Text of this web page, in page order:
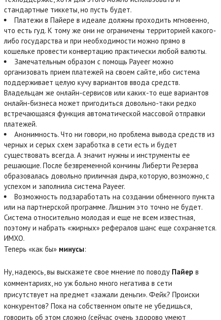
стандартные тиккеты, но пусть будет.
Платежи в Пайере в идеале должны проходить мгновенно,
что есть гуд. К тому же они не ограничены территорией какого-
либо государства и при необходимости можно прямо в
кошельке провести конвертацию практически любой валюты.
Замечательным образом с помощь Payeer можно
организовать прием платежей на своем сайте, ибо система
поддерживает целую кучу вариантов ввода средств.
Владельцам же онлайн-сервисов или каких-то еще вариантов
онлайн-бизнеса может пригодиться довольно-таки редко
встречающаяся функция автоматической массовой отправки
платежей.
Анонимность. Что ни говори, но проблема вывода средств из
черных и серых схем заработка в сети есть и будет
существовать всегда. А значит нужны и инструменты ее
решающие. После безвременной кончины Либерти Резерва
образовалась довольно приличная дыра, которую, возможно, с
успехом и заполнила система Payeer.
Возможность подзаработать на создании обменного пункта
или на партнерской программе. Лишним это точно не будет.
Система относительно молодая и еще не всем известная,
поэтому и набрать «жирных» рефералов шанс еще сохраняется.
ИМХО.
Теперь «как бы» минусы:
Ну, надеюсь, вы выскажете свое мнение по поводу Пайер в
комментариях, но уж больно много негатива в сети
присутствует на предмет «зажали деньги». Фейк? Происки
конкурентов? Пока на собственном опыте не убедишься,
говорить об этом сложно (сейчас очень здорово умеют